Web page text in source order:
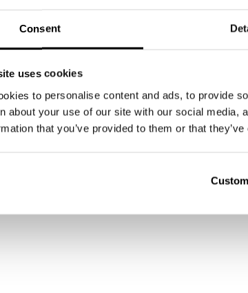
Consent
uses cookies
to personalise content and ads, to provide
about your use of our site with our social
that you’ve provided to them or that